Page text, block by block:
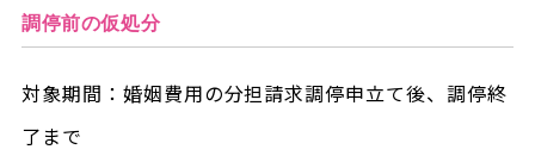
調停前の仮処分
対象期間：婚姻費用の分担請求調停申立て後、調停終
了まで